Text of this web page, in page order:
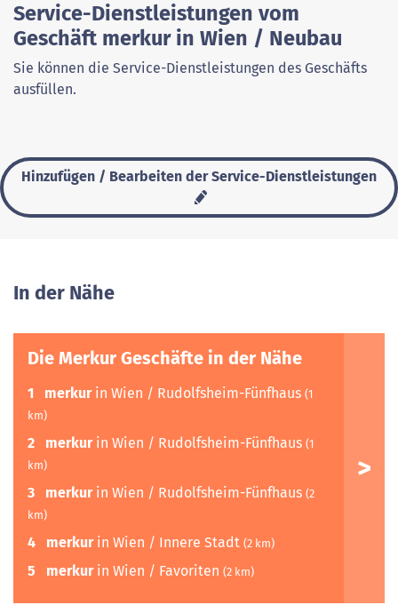
Service-Dienstleistungen vom
Geschäft merkur in Wien / Neubau
Sie können die Service-Dienstleistungen des Geschäfts
ausfüllen.
Hinzufügen / Bearbeiten der Service-Dienstleistungen
In der Nähe
Die Merkur Geschäfte in der Nähe
1 merkurin Wien / Rudolfsheim-Fünfhaus (1
km)
2 merkurin Wien / Rudolfsheim-Fünfhaus (1
km)
3 merkurin Wien / Rudolfsheim-Fünfhaus (2
km)
4 merkurin Wien / Innere Stadt (2 km)
5 merkurin Wien / Favoriten (2 km)